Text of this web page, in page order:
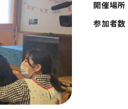
開催場所
参加者数